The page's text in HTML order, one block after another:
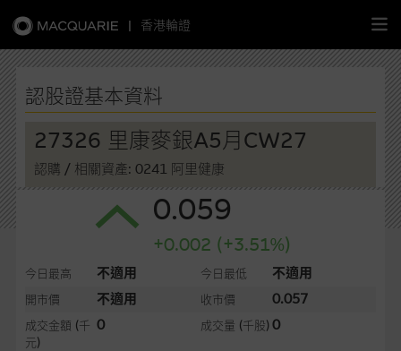
| 香港輪證
主頁
牛熊證
認股證基本資料
27326 里康麥銀A5月CW27
認購 / 相關資產: 0241 阿里健康
0.059
+0.002 (+3.51%)
今日最高 不適用 今日最低 不適用
開市價 不適用 收市價 0.057
成交金額 (千
元)
0 成交量 (千股)0